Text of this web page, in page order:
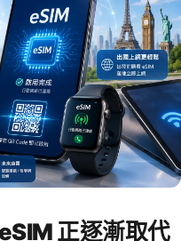
正逐漸取代